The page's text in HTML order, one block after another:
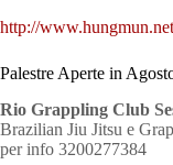
http://
Palestre Aperte in
Rio Grappling Club
Brazilian Jiu Jitsu e
per info 3200277384